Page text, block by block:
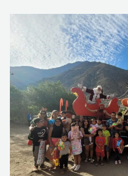
por
la
Municipalidad
Illapel:
Familias
del
sector